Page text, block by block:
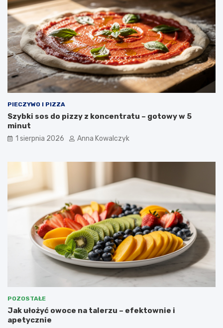
PIECZYWO I PIZZA
Szybki sos do pizzy z koncentratu – gotowy w 5
minut
1 sierpnia 2026 Anna Kowalczyk
POZOSTAŁE
Jak ułożyć owoce na talerzu – efektownie i
apetycznie